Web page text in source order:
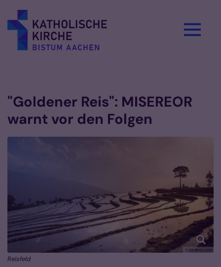
"Goldener Reis": MISEREOR
warnt vor den Folgen
© pixabay.com
Reisfeld